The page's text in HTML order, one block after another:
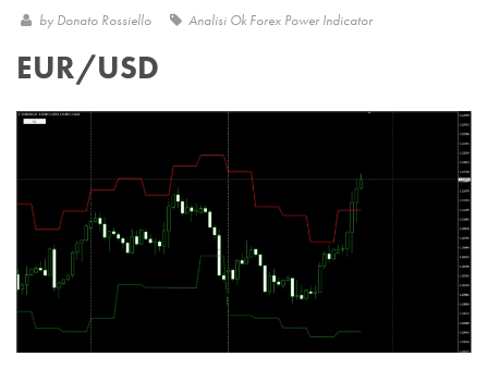
by Donato Rossiello Analisi Ok Forex Power Indicator
EUR/USD